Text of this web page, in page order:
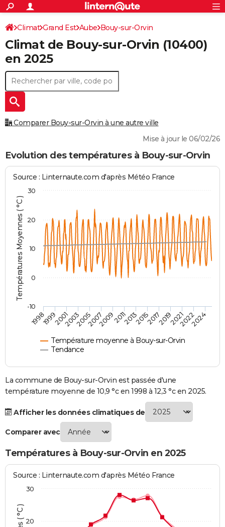
ACTUALITÉS
Politique
Société
Faits Divers
Education
Monde
Villes
+
SPORT
Coupe du monde 2026
Football
Tennis
Cyclisme
Rugby
Forum
Programme TV
TNT
Streaming
Cinéma
Sorties cinéma
Musique
+
FINANCE
Retraite
Impôts
Epargne
Immobilier
Risques naturels par ville
Banque
Assurance
Crédit
AUTO
Essais
Réserver un essai
Citadines
Berlines
SUV
Forum auto
+
HIGH-TECH
Forum
Aménagement intérieur
Extérieur
Cuisine
Salle de bains
Jardinage
Rangement
+WEEK-END
Guides de France
Escapades
Patrimoine
Expositions
Musées
Week-end nature
LIFESTYLE
Art de vivre
Bien-être
Loisirs
Modes de vie
SANTE
Alimentation
Guide de la santé
Maladies
Médicaments
Sommeil
VOYAGE
Destinations
City break
Voyage nature
Voyage de noces
Forum
Climat
PHOTO
GUIDES D'ACHAT
BONS PLANS
CARTE DE VOEUX
Carte de Noël
Carte Bonne année
Carte Saint-Valentin
Carte Pâques
Carte d'anniversaire
DICTIONNAIRE
PROGRAMME TV
S'inscrire
Se connecter
Lycées
Collèges
Primaires
Universités
Entreprises
Service militaire
Avis de recherche
AVIS DE DÉCÈS
S'inscrire
Connexion
Climat Grand Est Aube Bouy-sur-Orvin
Climat de Bouy-sur-Orvin (10400)
en 2025
Comparer Bouy-sur-Orvin à une autre ville
Mise à jour le 06/02/26
Evolution des températures à Bouy-sur-Orvin
Températures Moyennes ( °C )
Source : Linternaute.com d'après Météo France
Température moyenne à Bouy-sur-Orvin
Tendance
199819992001200320052007200920112013201520172019202120222024
-10
0
10
20
30
La commune de Bouy-sur-Orvin est passée d'une
température moyenne de 10,9 °c en 1998 à 12,3 °c en 2025.
Afficher les données climatiques de
Comparer avec
Températures à Bouy-sur-Orvin en 2025
Source : Linternaute.com d'après Météo France
20
30